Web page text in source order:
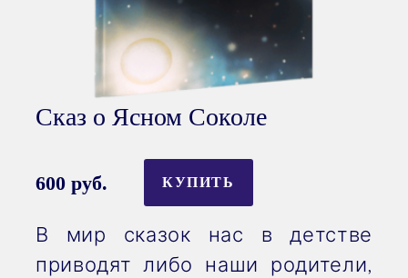
Сказ о Ясном Соколе
600 руб. КУПИТЬ
В мир сказок нас в детстве
приводят либо наши родители,